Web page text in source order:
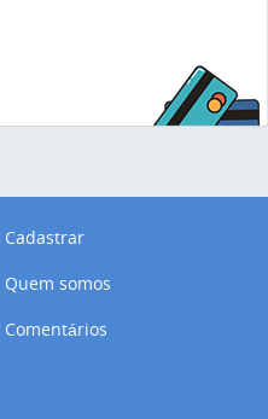
Cadastrar
Quem somos
Comentários